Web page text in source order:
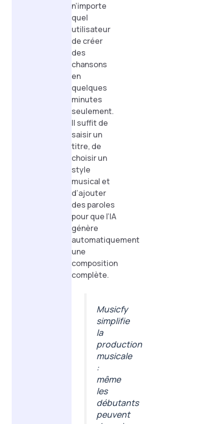
n’importe
quel
utilisateur
de créer
des
chansons
en
quelques
minutes
seulement.
Il suffit de
saisir un
titre, de
choisir un
style
musical et
d’ajouter
des paroles
pour que l’IA
génère
automatiquement
une
composition
complète.
Musicfy
simplifie
la
production
musicale
:
même
les
débutants
peuvent